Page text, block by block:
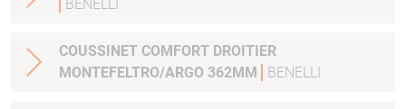
BENELLI
COUSSINET COMFORT DROITIER
MONTEFELTRO/ARGO 362MM
BENELLI